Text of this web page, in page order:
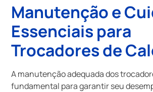
Manutenção e
Essenciais para
Trocadores de
A manutenção adequada dos
fundamental para garantir seu